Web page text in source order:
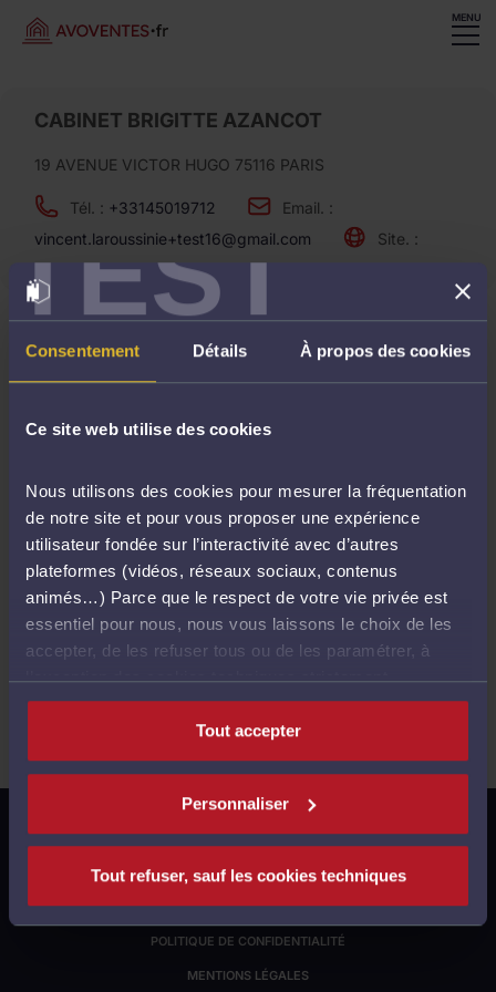
TEST
Consentement Détails À propos des cookies
Ce site web utilise des cookies
Nous utilisons des cookies pour mesurer la fréquentation
de notre site et pour vous proposer une expérience
utilisateur fondée sur l’interactivité avec d’autres
plateformes (vidéos, réseaux sociaux, contenus
animés…) Parce que le respect de votre vie privée est
essentiel pour nous, nous vous laissons le choix de les
accepter, de les refuser tous ou de les paramétrer, à
l’exception des cookies techniques strictement
nécessaires au fonctionnement du site.
Tout accepter
Personnaliser
Tout refuser, sauf les cookies techniques
MENU
CABINET BRIGITTE AZANCOT
19 AVENUE VICTOR HUGO 75116 PARIS
Tél. : +33145019712
Email. :
vincent.laroussinie+test16@gmail.com
Site. :
Ventes à venir
Ventes passées
Aucune vente ne correspond à votre recherche..
GESTION DES COOKIES
JUSTICE.FR
POLITIQUE DE CONFIDENTIALITÉ
MENTIONS LÉGALES